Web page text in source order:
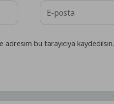
adresim bu tarayıcıya kaydedilsin.